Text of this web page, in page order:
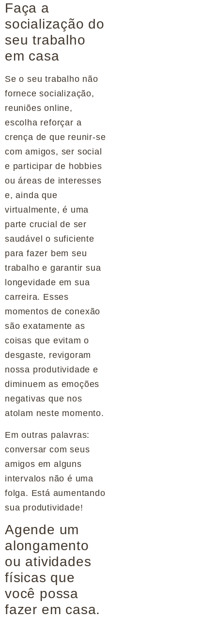
Faça a
socialização do
seu trabalho
em casa
Se o seu trabalho não
fornece socialização,
reuniões online,
escolha reforçar a
crença de que reunir-se
com amigos, ser social
e participar de hobbies
ou áreas de interesses
e, ainda que
virtualmente, é uma
parte crucial de ser
saudável o suficiente
para fazer bem seu
trabalho e garantir sua
longevidade em sua
carreira. Esses
momentos de conexão
são exatamente as
coisas que evitam o
desgaste, revigoram
nossa produtividade e
diminuem as emoções
negativas que nos
atolam neste momento.
Em outras palavras:
conversar com seus
amigos em alguns
intervalos não é uma
folga. Está aumentando
sua produtividade!
Agende um
alongamento
ou atividades
físicas que
você possa
fazer em casa.